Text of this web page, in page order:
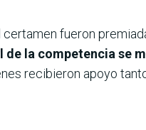
certamen fueron
de la competencia se
recibieron apoyo